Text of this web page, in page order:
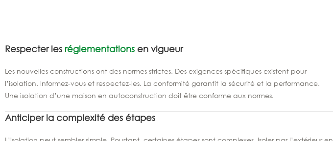
Respecter les réglementations en vigueur
Les nouvelles constructions ont des normes strictes. Des exigences spécifiques existent pour
l’isolation. Informez-vous et respectez-les. La conformité garantit la sécurité et la performance.
Une isolation d’une maison en autoconstruction doit être conforme aux normes.
Anticiper la complexité des étapes